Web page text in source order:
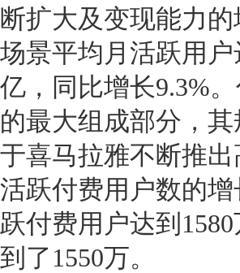
断扩大及变现能力
场景平均月活跃用
亿，同比增长9.3%
的最大组成部分，
于喜马拉雅不断推
活跃付费用户数的
跃付费用户达到
到了1550万。